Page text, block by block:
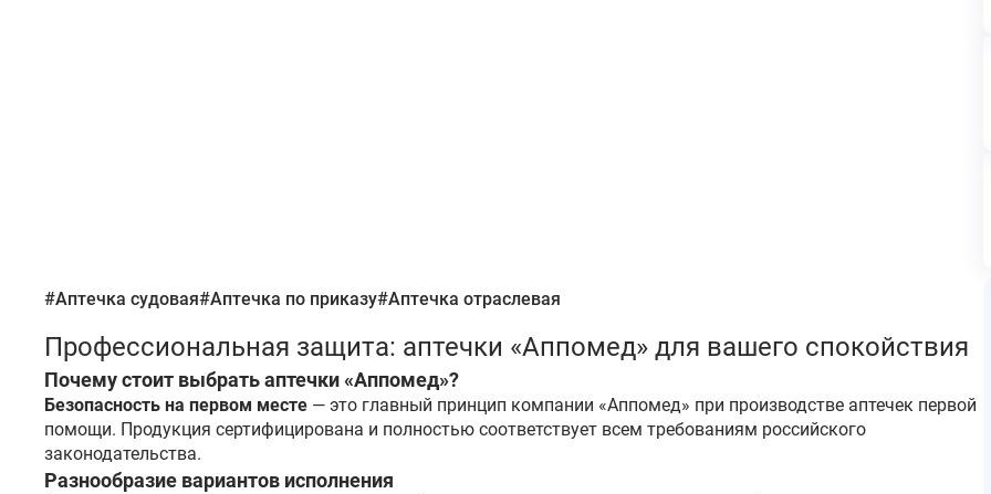
#Аптечка судовая#Аптечка по приказу#Аптечка отраслевая
Профессиональная защита: аптечки «Аппомед» для вашего спокойствия
Почему стоит выбрать аптечки «Аппомед»?
Безопасность на первом месте — это главный принцип компании «Аппомед» при производстве аптечек первой
помощи. Продукция сертифицирована и полностью соответствует всем требованиям российского
законодательства.
Разнообразие вариантов исполнения